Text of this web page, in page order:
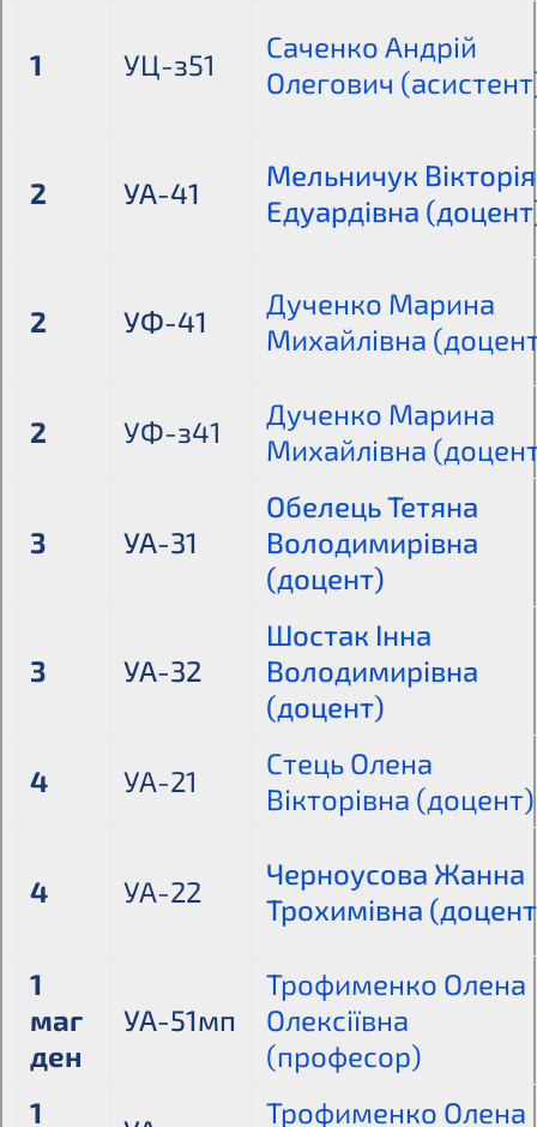
1 УЦ-з51
Саченко Андрій
Олегович
2 УА-41
Мельничук Вікторія
Едуардівна
2 УФ-41
Дученко Марина
Михайлівна
2 УФ-з41
Дученко Марина
Михайлівна
3 УА-31
Обелець Тетяна
Володимирівна
(доцент)
3 УА-32
Шостак Інна
Володимирівна
(доцент)
4 УА-21
Стець Олена
Вікторівна (доцент)
4 УА-22
Черноусова Жанна
Трохимівна
1
маг
ден
УА-51мп
Трофименко Олена
Олексіївна
(професор)
1
Трофименко Олена